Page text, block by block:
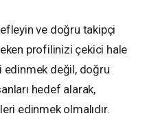
ve doğru takipçi
profilinizi çekici hale
değil, doğru
hedef alarak,
edinmek olmalıdır.